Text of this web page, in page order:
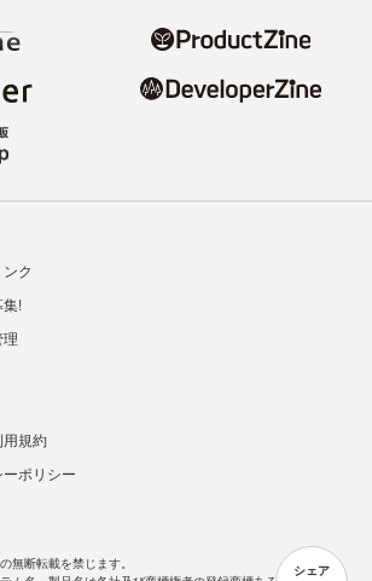
シェア
ク
集!
規約
ポリシー
無断転載を禁じます。